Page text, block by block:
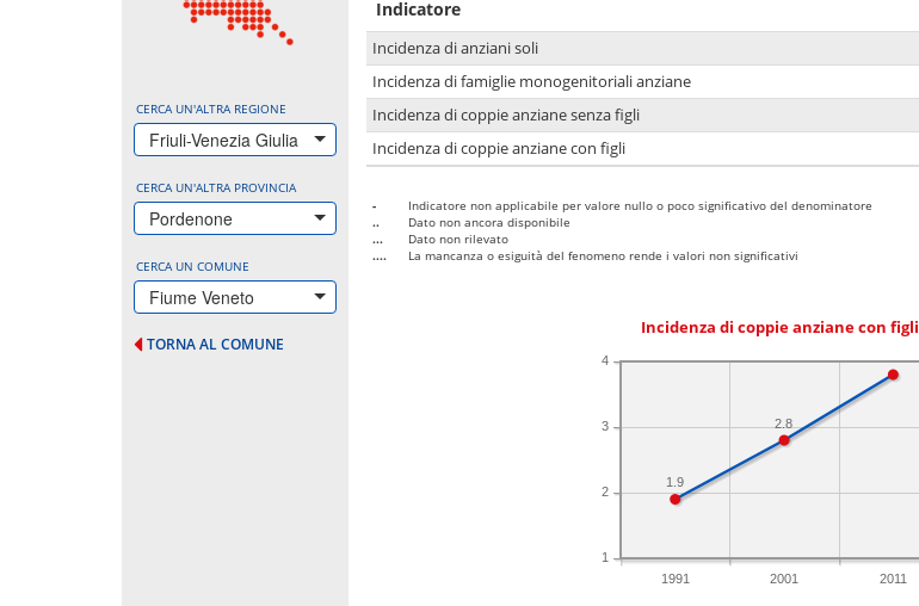
CERCA UN'ALTRA REGIONE
Friuli-Venezia Giulia
CERCA UN'ALTRA PROVINCIA
Pordenone
CERCA UN COMUNE
Fiume Veneto
TORNA AL COMUNE
Indicatore
Incidenza di anziani soli
Incidenza di famiglie monogenitoriali anziane
Incidenza di coppie anziane senza figli
Incidenza di coppie anziane con figli
-
Indicatore non applicabile per valore nullo o poco significativo del denominatore
..
Dato non ancora disponibile
...
Dato non rilevato
....
La mancanza o esiguità del fenomeno rende i valori non significativi
Incidenza di coppie anziane con figli
1991 2001 2011
1
2
3
4
2.8
1.9